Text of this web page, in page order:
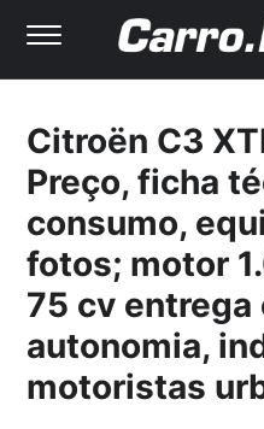
Citroën C3
Preço, ficha
consumo,
fotos; motor
75 cv entrega
autonomia,
motoristas